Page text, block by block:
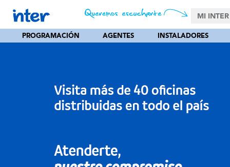
MI INTER
PROGRAMACIÓN AGENTES INSTALADORES